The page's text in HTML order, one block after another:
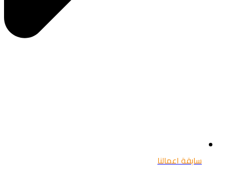
سابقة اعمالنا